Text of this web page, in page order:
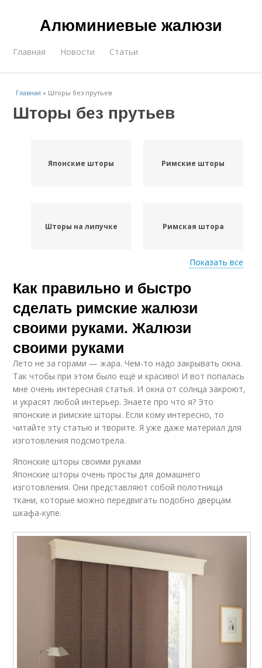
Алюминиевые жалюзи
Главная Новости Статьи
Главная » Шторы без прутьев
Шторы без прутьев
Японские шторы Римские шторы
Шторы на липучке Римская штора
Шторы с напусками Штора из обоев
Штора из тюли
Механизм для
римской шторы
пластиковые окна
Шторы по
правильным замерам
Ткани для римских
штор
Шторы для кухни
Карниз для римской
Механизм для
Показать все
Как правильно и быстро
сделать римские жалюзи
своими руками. Жалюзи
своими руками
Лето не за горами — жара. Чем-то надо закрывать окна.
Так чтобы при этом было ещё и красиво! И вот попалась
мне очень интересная статья. И окна от солнца закроют,
и украсят любой интерьер. Знаете про что я? Это
японские и римские шторы. Если кому интересно, то
читайте эту статью и творите. Я уже даже материал для
изготовления подсмотрела.
Японские шторы своими руками
Японские шторы очень просты для домашнего
изготовления. Они представляют собой полотнища
ткани, которые можно передвигать подобно дверцам
шкафа-купе.